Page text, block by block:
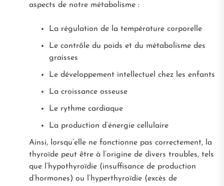
aspects de notre métabolisme :
La régulation de la température corporelle
Le contrôle du poids et du métabolisme des
graisses
Le développement intellectuel chez les enfants
La croissance osseuse
Le rythme cardiaque
La production d’énergie cellulaire
Ainsi, lorsqu’elle ne fonctionne pas correctement, la
thyroïde peut être à l’origine de divers troubles, tels
que l’hypothyroïdie (insuffisance de production
d’hormones) ou l’hyperthyroïdie (excès de